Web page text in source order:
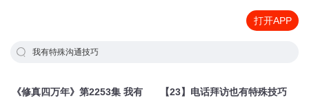
打开APP
我有特殊沟通技巧
《修真四万年》第2253集 我有
【23】电话拜访也有特殊技巧